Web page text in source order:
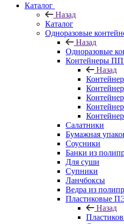
Каталог
Назад
Каталог
Одноразовые
Назад
Одноразовые
Контейнеры ПП
Назад
Салатники
Бумажная
Соусники
Банки из
Для суши
Супники
Ланчбоксы
Ведра из
Пластиковые
Назад